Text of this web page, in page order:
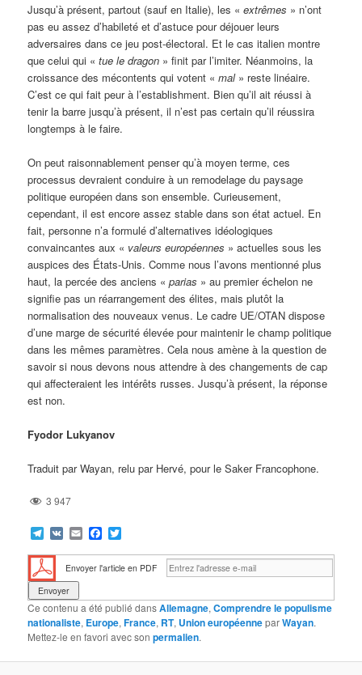
Jusqu’à présent, partout (sauf en Italie), les «extrêmes » n’ont
pas eu assez d’habileté et d’astuce pour déjouer leurs
adversaires dans ce jeu post-électoral. Et le cas italien montre
que celui qui «tue le dragon » finit par l’imiter. Néanmoins, la
croissance des mécontents qui votent «mal » reste linéaire.
C’est ce qui fait peur à l’establishment. Bien qu’il ait réussi à
tenir la barre jusqu’à présent, il n’est pas certain qu’il réussira
longtemps à le faire.
On peut raisonnablement penser qu’à moyen terme, ces
processus devraient conduire à un remodelage du paysage
politique européen dans son ensemble. Curieusement,
cependant, il est encore assez stable dans son état actuel. En
fait, personne n’a formulé d’alternatives idéologiques
convaincantes aux « valeurs européennes » actuelles sous les
auspices des États-Unis. Comme nous l’avons mentionné plus
haut, la percée des anciens «parias » au premier échelon ne
signifie pas un réarrangement des élites, mais plutôt la
normalisation des nouveaux venus. Le cadre UE/OTAN dispose
d’une marge de sécurité élevée pour maintenir le champ politique
dans les mêmes paramètres. Cela nous amène à la question de
savoir si nous devons nous attendre à des changements de cap
qui affecteraient les intérêts russes. Jusqu’à présent, la réponse
est non.
Fyodor Lukyanov
Traduit par Wayan, relu par Hervé, pour le Saker Francophone.
3 947
Telegram
VK EmailFacebook
Envoyer l'article en PDF
Ce contenu a été publié dansAllemagne,Comprendre le populisme
nationaliste, Europe,France, RT, Union européenneparWayan.
Mettez-le en favori avec sonpermalien.